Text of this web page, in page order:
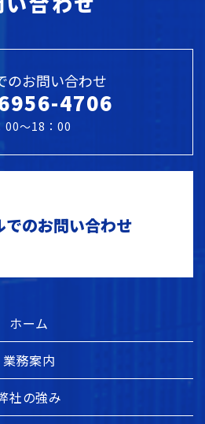
のお問い合わせ
4706
00～18：00
でのお問い合わせ
ホーム
業務案内
社の強み